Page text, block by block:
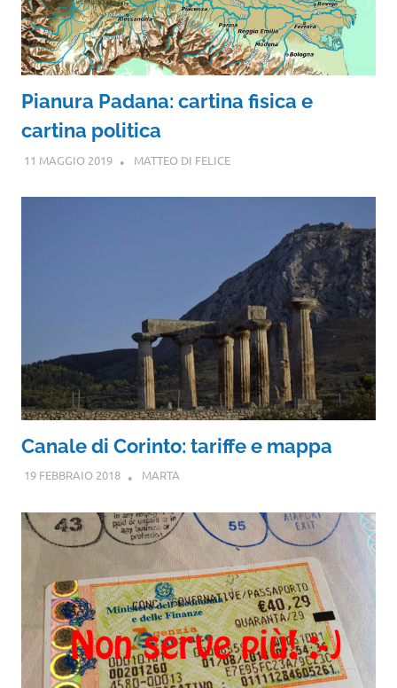
Pianura Padana: cartina fisica e
cartina politica
11 MAGGIO 2019 MATTEO DI FELICE
Canale di Corinto: tariffe e mappa
19 FEBBRAIO 2018 MARTA